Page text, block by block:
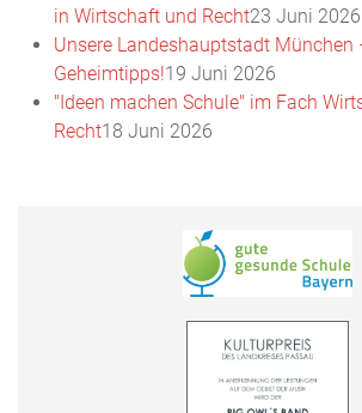
in Wirtschaft und Recht23 Juni 2026
Unsere Landeshauptstadt München
Geheimtipps!19 Juni 2026
"Ideen machen Schule" im Fach
Recht18 Juni 2026